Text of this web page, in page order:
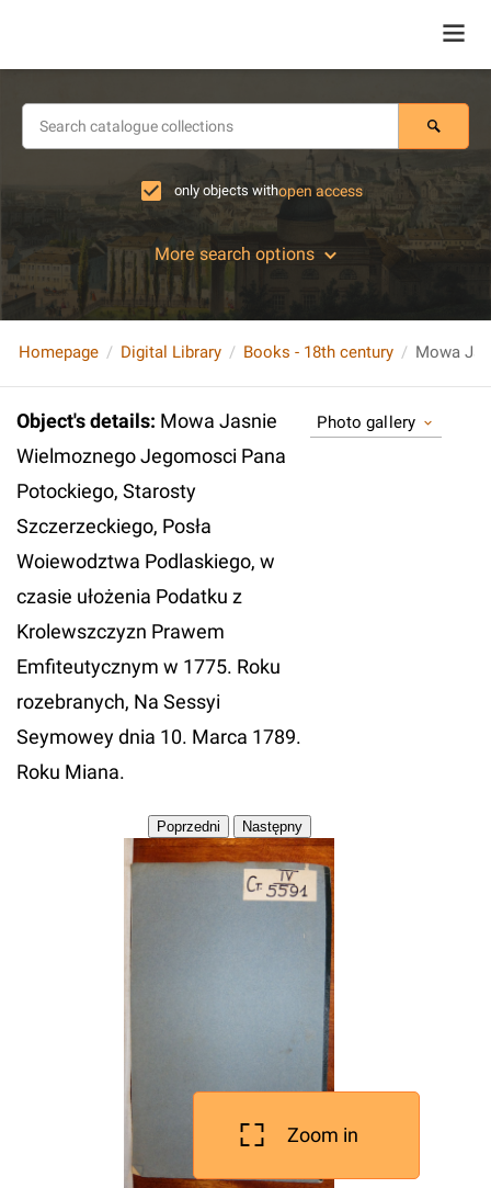
only objects withopen access
More search options
Homepage Digital Library Books - 18th century
Object's details: Mowa Jasnie
Wielmoznego Jegomosci Pana
Potockiego, Starosty
Szczerzeckiego, Posła
Woiewodztwa Podlaskiego, w
czasie ułożenia Podatku z
Krolewszczyzn Prawem
Emfiteutycznym w 1775. Roku
rozebranych, Na Sessyi
Seymowey dnia 10. Marca 1789.
Roku Miana.
Photo gallery
Zoom in